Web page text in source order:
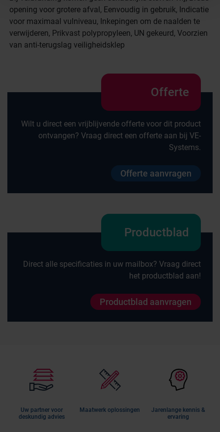
opening voor grotere afval, Eenvoudig in gebruik, Indicatie
voor maximaal vulniveau, Inkepingen om de naalden te
verwijderen, Prikvast polypropyleen, UN gekeurd, Voorzien
van anti-terugslag veiligheidsklep
Offerte
Wilt u direct een vrijblijvende offerte voor dit product
ontvangen? Vraag direct een offerte aan bij VE-
Systems.
Offerte aanvragen
Productblad
Direct alle specificaties in uw mailbox? Vraag direct
het productblad aan!
Productblad aanvragen
Uw partner voor
deskundig advies
Maatwerk oplossingen
Jarenlange kennis &
ervaring